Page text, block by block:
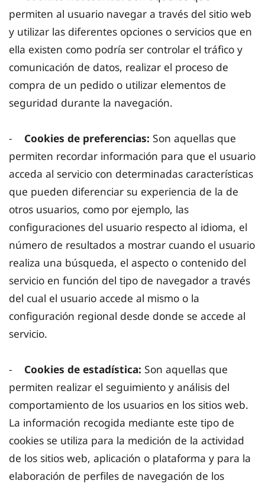
permiten al usuario navegar a través del sitio web
y utilizar las diferentes opciones o servicios que en
ella existen como podría ser controlar el tráfico y
comunicación de datos, realizar el proceso de
compra de un pedido o utilizar elementos de
seguridad durante la navegación.
- Cookies de preferencias: Son aquellas que
permiten recordar información para que el usuario
acceda al servicio con determinadas características
que pueden diferenciar su experiencia de la de
otros usuarios, como por ejemplo, las
configuraciones del usuario respecto al idioma, el
número de resultados a mostrar cuando el usuario
realiza una búsqueda, el aspecto o contenido del
servicio en función del tipo de navegador a través
del cual el usuario accede al mismo o la
configuración regional desde donde se accede al
servicio.
- Cookies de estadística: Son aquellas que
permiten realizar el seguimiento y análisis del
comportamiento de los usuarios en los sitios web.
La información recogida mediante este tipo de
cookies se utiliza para la medición de la actividad
de los sitios web, aplicación o plataforma y para la
elaboración de perfiles de navegación de los